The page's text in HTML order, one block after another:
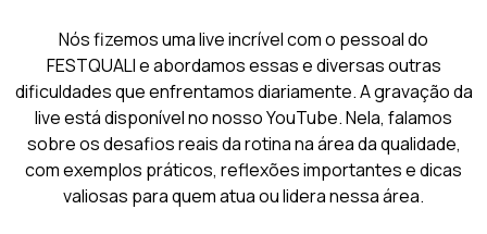
Nós fizemos uma live incrível com o pessoal do
FESTQUALI e abordamos essas e diversas outras
dificuldades que enfrentamos diariamente. A gravação da
live está disponível no nosso YouTube. Nela, falamos
sobre os desafios reais da rotina na área da qualidade,
com exemplos práticos, reflexões importantes e dicas
valiosas para quem atua ou lidera nessa área.